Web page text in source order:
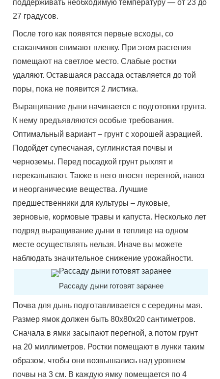
поддерживать необходимую температуру — от 23 до
27 градусов.
После того как появятся первые всходы, со
стаканчиков снимают пленку. При этом растения
помещают на светлое место. Слабые ростки
удаляют. Оставшаяся рассада оставляется до той
поры, пока не появится 2 листика.
Выращивание дыни начинается с подготовки грунта.
К нему предъявляются особые требования.
Оптимальный вариант – грунт с хорошей аэрацией.
Подойдет супесчаная, суглинистая почвы и
черноземы. Перед посадкой грунт рыхлят и
перекапывают. Также в него вносят перегной, навоз
и неорганические вещества. Лучшие
предшественники для культуры – луковые,
зерновые, кормовые травы и капуста. Несколько лет
подряд выращивание дыни в теплице на одном
месте осуществлять нельзя. Иначе вы можете
наблюдать значительное снижение урожайности.
Рассаду дыни готовят заранее
Почва для дынь подготавливается с середины мая.
Размер ямок должен быть 80х80х20 сантиметров.
Сначала в ямки засыпают перегной, а потом грунт
на 20 миллиметров. Ростки помещают в лунки таким
образом, чтобы они возвышались над уровнем
почвы на 3 см. В каждую ямку помещается по 4